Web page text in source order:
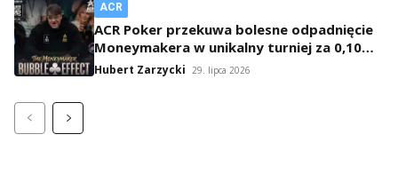
ACR
ACR Poker przekuwa bolesne odpadnięcie
Moneymakera w unikalny turniej za 0,10
USD
Hubert Zarzycki 29. lipca 2026